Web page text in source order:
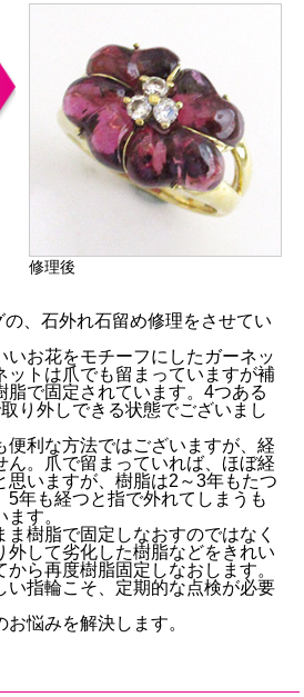
修理後
、石外れ石留め修理をさせてい
いお花をモチーフにしたガーネッ
ットは爪でも留まっていますが補
脂で固定されています。4つある
り外しできる状態でございまし
便利な方法ではございますが、経
ん。爪で留まっていれば、ほぼ経
思いますが、樹脂は2～3年もたつ
5年も経つと指で外れてしまうも
す。
樹脂で固定しなおすのではなく
外して劣化した樹脂などをきれい
ら再度樹脂固定しなおします。
い指輪こそ、定期的な点検が必要
悩みを解決します。